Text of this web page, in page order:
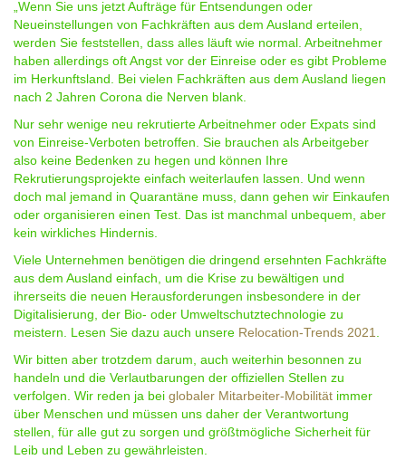
„Wenn Sie uns jetzt Aufträge für Entsendungen oder
Neueinstellungen von Fachkräften aus dem Ausland erteilen,
werden Sie feststellen, dass alles läuft wie normal. Arbeitnehmer
haben allerdings oft Angst vor der Einreise oder es gibt Probleme
im Herkunftsland. Bei vielen Fachkräften aus dem Ausland liegen
nach 2 Jahren Corona die Nerven blank.
Nur sehr wenige neu rekrutierte Arbeitnehmer oder Expats sind
von Einreise-Verboten betroffen. Sie brauchen als Arbeitgeber
also keine Bedenken zu hegen und können Ihre
Rekrutierungsprojekte einfach weiterlaufen lassen. Und wenn
doch mal jemand in Quarantäne muss, dann gehen wir Einkaufen
oder organisieren einen Test. Das ist manchmal unbequem, aber
kein wirkliches Hindernis.
Viele Unternehmen benötigen die dringend ersehnten Fachkräfte
aus dem Ausland einfach, um die Krise zu bewältigen und
ihrerseits die neuen Herausforderungen insbesondere in der
Digitalisierung, der Bio- oder Umweltschutztechnologie zu
meistern. Lesen Sie dazu auch unsere Relocation-Trends 2021
Wir bitten aber trotzdem darum, auch weiterhin besonnen zu
handeln und die Verlautbarungen der offiziellen Stellen zu
verfolgen. Wir reden ja bei globaler Mitarbeiter-Mobilität immer
über Menschen und müssen uns daher der Verantwortung
stellen, für alle gut zu sorgen und größtmögliche Sicherheit für
Leib und Leben zu gewährleisten.